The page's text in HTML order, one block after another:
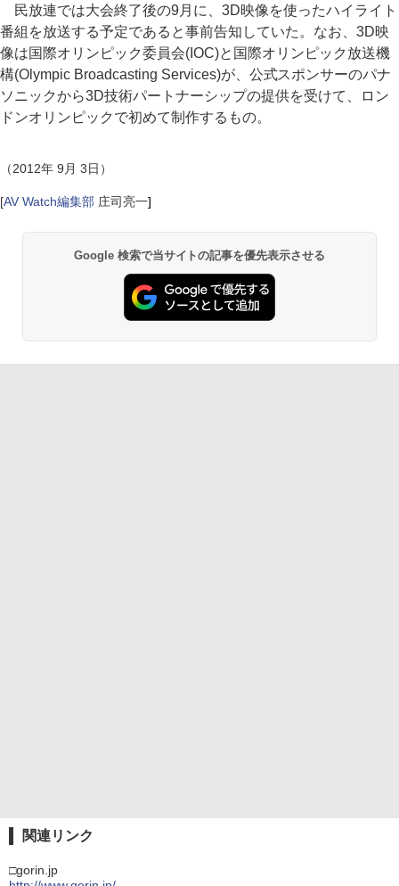
民放連では大会終了後の9月に、3D映像を使ったハイライト
番組を放送する予定であると事前告知していた。なお、3D映
像は国際オリンピック委員会(IOC)と国際オリンピック放送機
構(Olympic Broadcasting Services)が、公式スポンサーのパナ
ソニックから3D技術パートナーシップの提供を受けて、ロン
ドンオリンピックで初めて制作するもの。
（2012年 9月 3日）
[AV Watch編集部 庄司亮一]
Google 検索で当サイトの記事を優先表示させる
関連リンク
□gorin.jp